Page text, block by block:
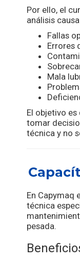
Por ello, el
análisis
Fallas
Errores
Mala
El objetivo
tomar
técnica y no
En Capymaq
técnica
pesada.